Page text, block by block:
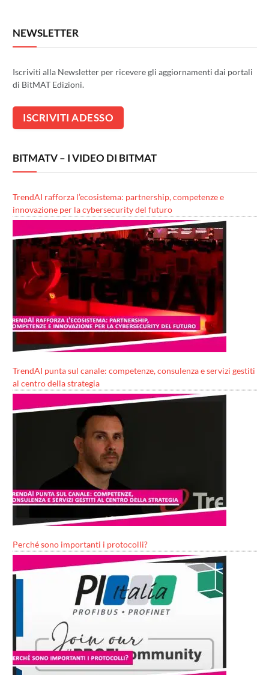
NEWSLETTER
Iscriviti alla Newsletter per ricevere gli aggiornamenti dai portali
di BitMAT Edizioni.
BITMATV – I VIDEO DI BITMAT
TrendAI rafforza l’ecosistema: partnership, competenze e
innovazione per la cybersecurity del futuro
TrendAI punta sul canale: competenze, consulenza e servizi gestiti
al centro della strategia
Perché sono importanti i protocolli?